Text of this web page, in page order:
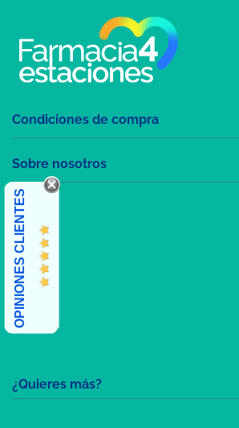
¿Quieres más?
Condiciones de compra
Sobre nosotros
OPINIONES CLIENTES